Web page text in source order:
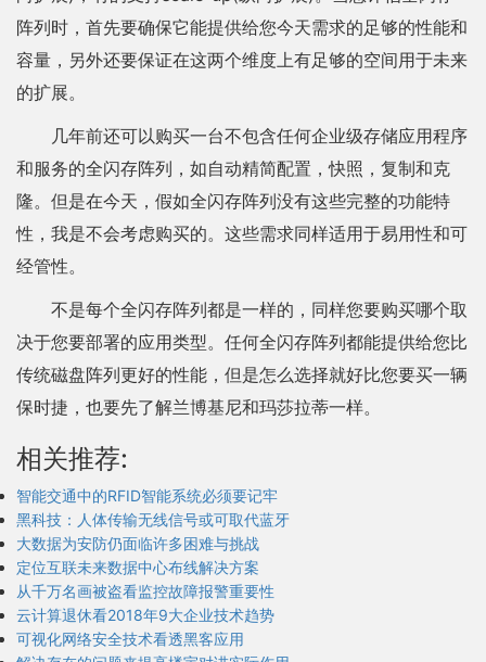
阵列时，首先要确保它能提供给您今天需求的足够的性能和
容量，另外还要保证在这两个维度上有足够的空间用于未来
的扩展。
几年前还可以购买一台不包含任何企业级存储应用程序
和服务的全闪存阵列，如自动精简配置，快照，复制和克
隆。但是在今天，假如全闪存阵列没有这些完整的功能特
性，我是不会考虑购买的。这些需求同样适用于易用性和可
经管性。
不是每个全闪存阵列都是一样的，同样您要购买哪个取
决于您要部署的应用类型。任何全闪存阵列都能提供给您比
传统磁盘阵列更好的性能，但是怎么选择就好比您要买一辆
保时捷，也要先了解兰博基尼和玛莎拉蒂一样。
相关推荐:
智能交通中的RFID智能系统必须要记牢
黑科技：人体传输无线信号或可取代蓝牙
大数据为安防仍面临许多困难与挑战
定位互联未来数据中心布线解决方案
从千万名画被盗看监控故障报警重要性
云计算退休看2018年9大企业技术趋势
可视化网络安全技术看透黑客应用